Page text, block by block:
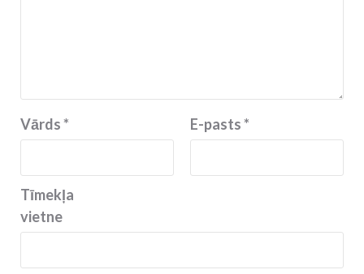
Vārds* E-pasts*
Tīmekļa
vietne